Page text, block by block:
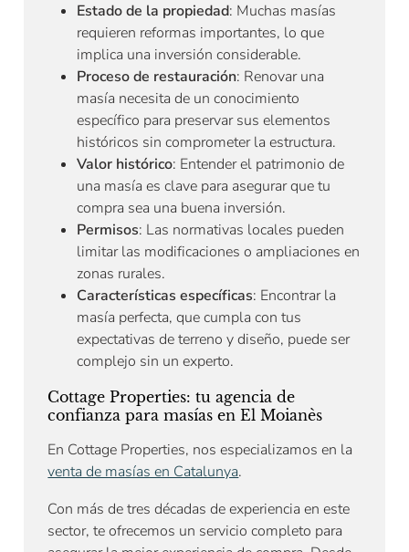
Estado de la propiedad: Muchas masías
requieren reformas importantes, lo que
implica una inversión considerable.
Proceso de restauración: Renovar una
masía necesita de un conocimiento
específico para preservar sus elementos
históricos sin comprometer la estructura.
Valor histórico: Entender el patrimonio de
una masía es clave para asegurar que tu
compra sea una buena inversión.
Permisos: Las normativas locales pueden
limitar las modificaciones o ampliaciones en
zonas rurales.
Características específicas: Encontrar la
masía perfecta, que cumpla con tus
expectativas de terreno y diseño, puede ser
complejo sin un experto.
Cottage Properties: tu agencia de
confianza para masías en El Moianès
En Cottage Properties, nos especializamos en la
venta de masías en Catalunya.
Con más de tres décadas de experiencia en este
sector, te ofrecemos un servicio completo para